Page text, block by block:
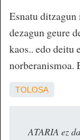
Esnatu ditzagun
dezagun geure
kaos.. edo deitu
norberanismoa.
TOLOSA
ATARIA ez